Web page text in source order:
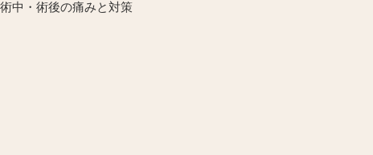
中・術後の痛みと対策